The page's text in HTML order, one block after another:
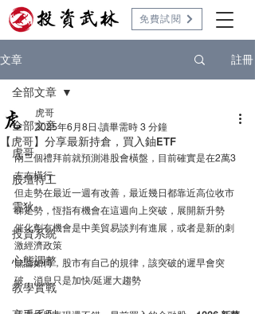
免費試閱
文章 註冊
全部文章
虎哥
股壇特工
雲狄
投資系統
心態調整
教學實戰
全部文章
【虎哥】分享最新持倉，買入鈾ETF
虎哥
2025年6月8日 讀畢需時 3 分鐘
兩三個禮拜前就預測港股會橫盤，目前確實是在2萬3
左右橫行
但走勢在最近一週有改善，最近幾日都靠近高位收市
睇走勢，恆指有機會在這週向上突破，展開新升勢
催化劑有機會是中美貿易談判有進展，或者是新的刺
激經濟政策
無論如何，股市有自己的規律，該突破的遲早會突
破，消息只是加快/延遲大趨勢